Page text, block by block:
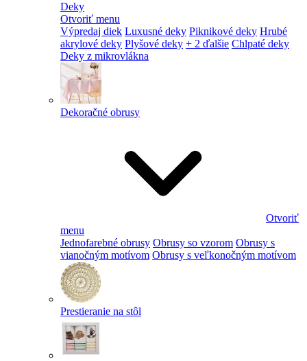
Deky
Otvoriť menu
Výpredaj diek Luxusné deky Piknikové deky Hrubé
akrylové deky Plyšové deky + 2 ďalšie Chlpaté deky
Deky z mikrovlákna
Dekoračné obrusy
Otvoriť
menu
Jednofarebné obrusy Obrusy so vzorom Obrusy s
vianočným motívom Obrusy s veľkonočným motívom
Prestieranie na stôl